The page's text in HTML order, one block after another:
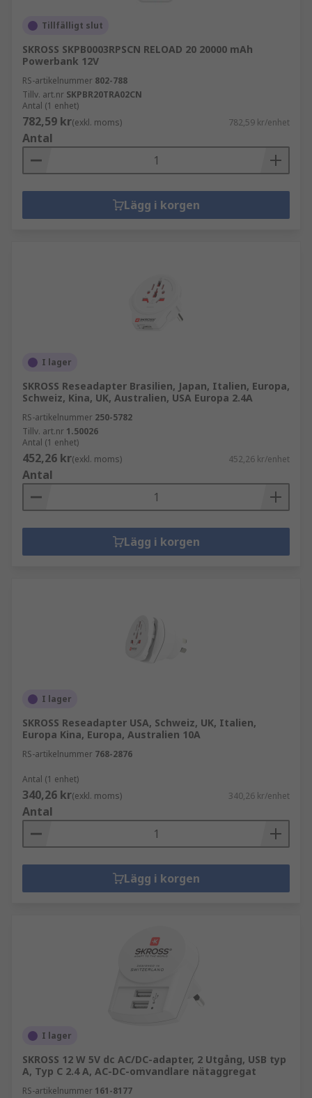
Tillfälligt slut
SKROSS SKPB0003RPSCN RELOAD 20 20000 mAh
Powerbank 12V
RS-artikelnummer 802-788
Tillv. art.nr SKPBR20TRA02CN
Antal (1 enhet)
782,59 kr(exkl. moms) 782,59 kr/enhet
Antal
Lägg i korgen
I lager
SKROSS Reseadapter Brasilien, Japan, Italien, Europa,
Schweiz, Kina, UK, Australien, USA Europa 2.4A
RS-artikelnummer 250-5782
Tillv. art.nr 1.50026
Antal (1 enhet)
452,26 kr(exkl. moms) 452,26 kr/enhet
Antal
Lägg i korgen
I lager
SKROSS Reseadapter USA, Schweiz, UK, Italien,
Europa Kina, Europa, Australien 10A
RS-artikelnummer 768-2876
Antal (1 enhet)
340,26 kr(exkl. moms) 340,26 kr/enhet
Antal
Lägg i korgen
I lager
SKROSS 12 W 5V dc AC/DC-adapter, 2 Utgång, USB typ
A, Typ C 2.4 A, AC-DC-omvandlare nätaggregat
RS-artikelnummer 161-8177